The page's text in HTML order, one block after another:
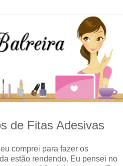
de Fitas Adesivas
comprei para fazer os
estão rendendo. Eu pensei no